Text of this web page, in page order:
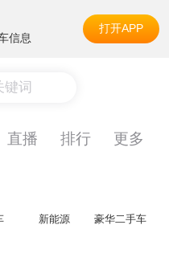
信息
打开APP
键词
直播 排行 更多
新能源 豪华二手车